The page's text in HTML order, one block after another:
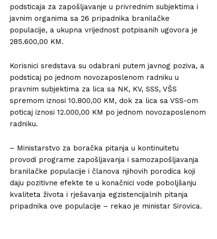
podsticaja za zapošljavanje u privrednim subjektima i
javnim organima sa 26 pripadnika branilačke
populacije, a ukupna vrijednost potpisanih ugovora je
285.600,00 KM.
Korisnici sredstava su odabrani putem javnog poziva, a
podsticaj po jednom novozaposlenom radniku u
pravnim subjektima za lica sa NK, KV, SSS, VŠS
spremom iznosi 10.800,00 KM, dok za lica sa VSS-om
poticaj iznosi 12.000,00 KM po jednom novozaposlenom
radniku.
– Ministarstvo za boračka pitanja u kontinuitetu
provodi programe zapošljavanja i samozapošljavanja
branilačke populacije i članova njihovih porodica koji
daju pozitivne efekte te u konačnici vode poboljšanju
kvaliteta života i rješavanja egzistencijalnih pitanja
pripadnika ove populacije – rekao je ministar Sirovica.